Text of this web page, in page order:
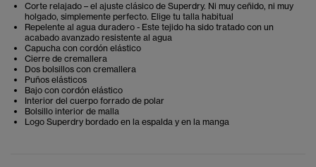
Corte relajado – el ajuste clásico de Superdry. Ni muy ceñido, ni muy
holgado, simplemente perfecto. Elige tu talla habitual
Repelente al agua duradero - Este tejido ha sido tratado con un
acabado avanzado resistente al agua
Capucha con cordón elástico
Cierre de cremallera
Dos bolsillos con cremallera
Puños elásticos
Bajo con cordón elástico
Interior del cuerpo forrado de polar
Bolsillo interior de malla
Logo Superdry bordado en la espalda y en la manga